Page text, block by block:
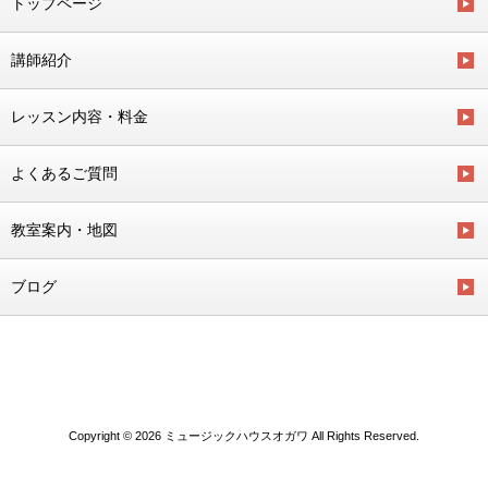
トップページ
講師紹介
レッスン内容・料金
よくあるご質問
教室案内・地図
ブログ
Copyright © 2026 ミュージックハウスオガワ All Rights Reserved.